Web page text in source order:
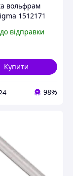
вольфрам
1512171
відправки
Купити
98%